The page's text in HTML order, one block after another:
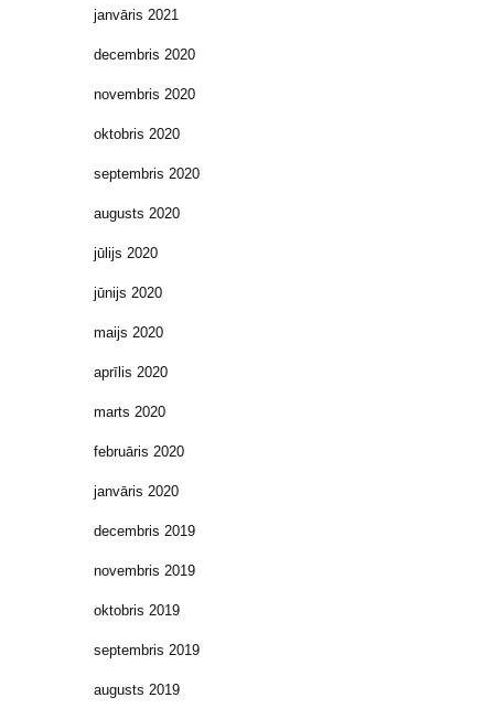
janvāris 2021
decembris 2020
novembris 2020
oktobris 2020
septembris 2020
augusts 2020
jūlijs 2020
jūnijs 2020
maijs 2020
aprīlis 2020
marts 2020
februāris 2020
janvāris 2020
decembris 2019
novembris 2019
oktobris 2019
septembris 2019
augusts 2019